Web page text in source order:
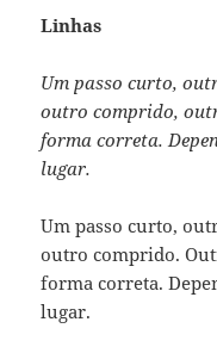
Linhas
Um passo curto,
outro comprido,
forma correta.
lugar.
Um passo curto,
outro comprido.
forma correta.
lugar.